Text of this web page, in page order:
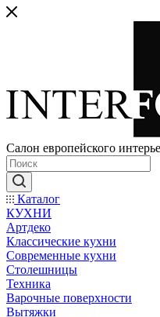
Салон европейского
Каталог
КУХНИ
Артдеко
Классические кухни
Современные кухни
Столешницы
Техника
Варочные поверхности
Вытяжки